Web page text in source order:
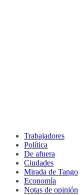
Trabajadores
Política
De afuera
Ciudades
Mirada de Tango
Economía
Notas de opinión